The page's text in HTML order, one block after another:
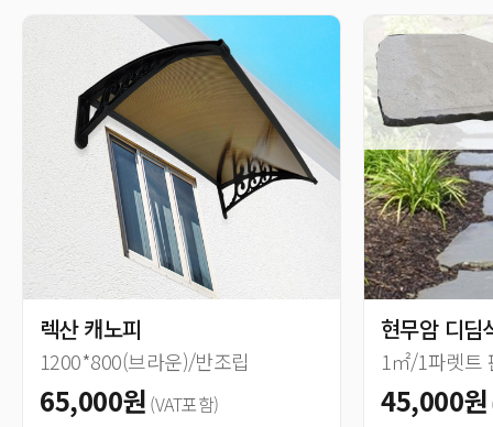
렉산 캐노피
1200*800(브라운)/반조립
65,000원 (VAT포함)
현무암 디딤
1㎡/1파렛트
45,000원